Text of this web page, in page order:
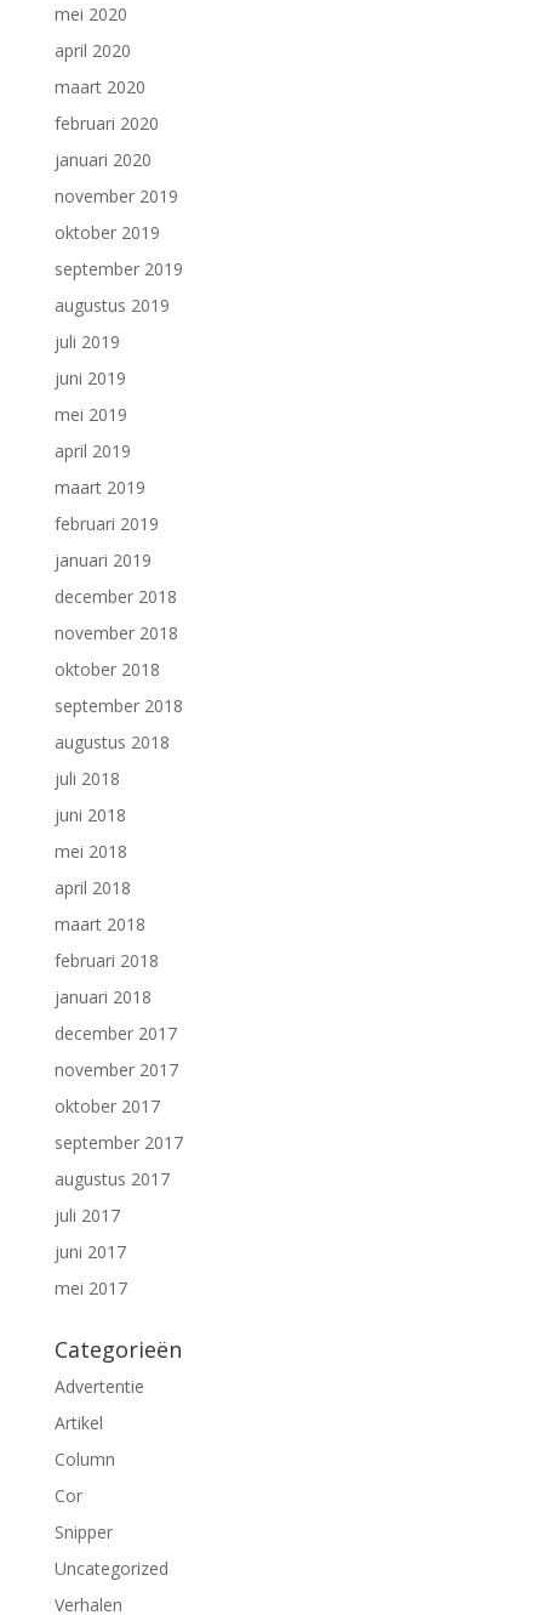
mei 2020
april 2020
maart 2020
februari 2020
januari 2020
november 2019
oktober 2019
september 2019
augustus 2019
juli 2019
juni 2019
mei 2019
april 2019
maart 2019
februari 2019
januari 2019
december 2018
november 2018
oktober 2018
september 2018
augustus 2018
juli 2018
juni 2018
mei 2018
april 2018
maart 2018
februari 2018
januari 2018
december 2017
november 2017
oktober 2017
september 2017
augustus 2017
juli 2017
juni 2017
mei 2017
Categorieën
Advertentie
Artikel
Column
Cor
Snipper
Uncategorized
Verhalen